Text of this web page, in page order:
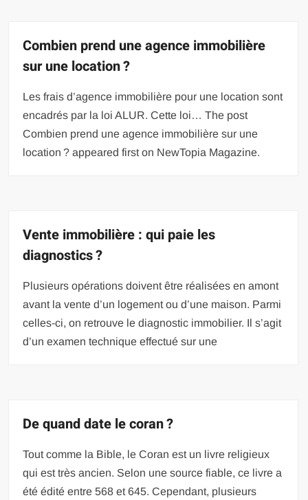
Combien prend une agence immobilière
sur une location ?
Les frais d’agence immobilière pour une location sont
encadrés par la loi ALUR. Cette loi… The post
Combien prend une agence immobilière sur une
location ? appeared first on NewTopia Magazine.
Vente immobilière : qui paie les
diagnostics ?
Plusieurs opérations doivent être réalisées en amont
avant la vente d’un logement ou d’une maison. Parmi
celles-ci, on retrouve le diagnostic immobilier. Il s’agit
d’un examen technique effectué sur une
De quand date le coran ?
Tout comme la Bible, le Coran est un livre religieux
qui est très ancien. Selon une source fiable, ce livre a
été édité entre 568 et 645. Cependant, plusieurs